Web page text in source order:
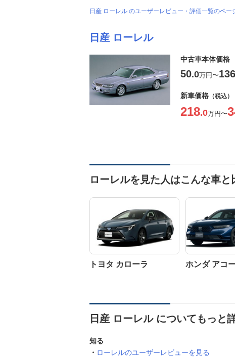
日産 ローレル のユーザーレビュー・評価一覧のペー
日産 ローレル
中古車本体価格
50.0万円〜
新車価格 （税込）
218.0万円〜
ローレルを見た人はこんな車と
トヨタ カローラ ホンダ アコ
日産 ローレル についてもっと
知る
ローレルのユーザーレビューを見る